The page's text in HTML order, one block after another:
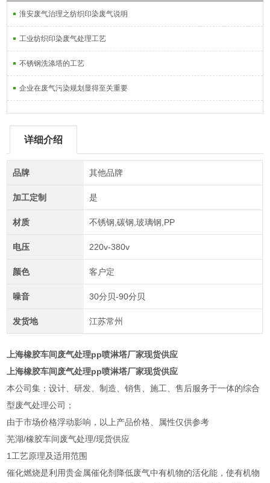
淮安废气治理之纺织印染废气说明
工业纺织印染废气处理工艺
不锈钢洗涤塔的工艺
企业在废气污染规划显得至关重要
详细介绍
品牌 其他品牌
加工定制 是
材质 不锈钢,碳钢,玻璃钢,PP
电压 220v-380v
颜色 客户定
噪音 30分贝-90分贝
发货地 江苏常州
上海橡胶车间废气处理pp喷淋塔厂家现货供应
上海橡胶车间废气处理pp喷淋塔厂家现货供应
本公司集：设计、研发、制造、销售、施工、售后服务于一体的综合
型废气处理公司；
由于市场价格浮动影响，以上产品价格、属性仅供参考
芜湖/橡胶车间废气处理/现货供应
1工艺原理及适用范围
催化燃烧是利用贵金属催化剂降低废气中有机物的活化能，使有机物